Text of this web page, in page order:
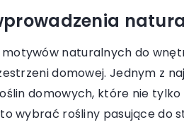
naturalnych do
domowej. Jednym z
domowych, które nie
wybrać rośliny pasujące do
Podkreśl styl i smak piwa
eleganckim kuflom.
warto wybrać właściwy
jak to zrobić.